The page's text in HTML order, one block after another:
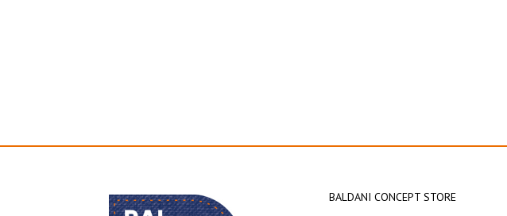
BALDANI CONCEPT STORE